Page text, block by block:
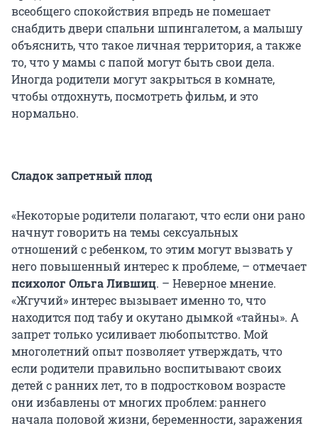
всеобщего спокойствия впредь не помешает
снабдить двери спальни шпингалетом, а малышу
объяснить, что такое личная территория, а также
то, что у мамы с папой могут быть свои дела.
Иногда родители могут закрыться в комнате,
чтобы отдохнуть, посмотреть фильм, и это
нормально.
Сладок запретный плод
«Некоторые родители полагают, что если они рано
начнут говорить на темы сексуальных
отношений с ребенком, то этим могут вызвать у
него повышенный интерес к проблеме, – отмечает
психолог Ольга Лившиц. – Неверное мнение.
«Жгучий» интерес вызывает именно то, что
находится под табу и окутано дымкой «тайны». А
запрет только усиливает любопытство. Мой
многолетний опыт позволяет утверждать, что
если родители правильно воспитывают своих
детей с ранних лет, то в подростковом возрасте
они избавлены от многих проблем: раннего
начала половой жизни, беременности, заражения